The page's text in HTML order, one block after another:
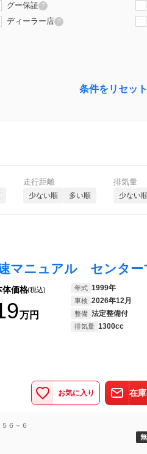
グー保証 ?
ディーラー店 ?
条件をリセット
走行距離
少ない順 多い順
排気量
少ない
体価格(税込)
万円
年式 1999年
車検 2026年12月
整備 法定整備付
排気量 1300cc
お気に入り 在
６－６